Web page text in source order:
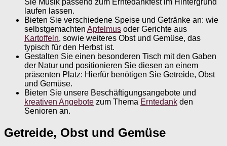
laufen lassen.
Bieten Sie verschiedene Speise und Getränke an: wie
selbstgemachten Apfelmus oder Gerichte aus
Kartoffeln, sowie weiteres Obst und Gemüse, das
typisch für den Herbst ist.
Gestalten Sie einen besonderen Tisch mit den Gaben
der Natur und positionieren Sie diesen an einem
präsenten Platz: Hierfür benötigen Sie Getreide, Obst
und Gemüse.
Bieten Sie unsere Beschäftigungsangebote und
kreativen Angebote zum Thema Erntedank den
Senioren an.
Getreide, Obst und Gemüse